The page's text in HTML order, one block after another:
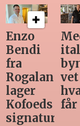
Med
italiensk
bynavn
vet du
hva du
får
på
i